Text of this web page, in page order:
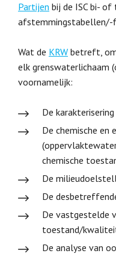
Partijen bij de ISC bi-
afstemmingstabellen/-
Wat de KRW betreft,
elk grenswaterlichaam
voornamelijk:
De
De chemische en
chemische
De
De
De vastgestelde
toestand/
De analyse van